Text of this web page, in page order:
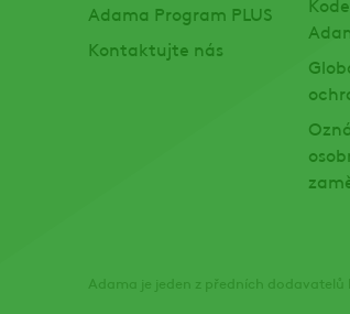
Adama Program PLUS
Kontaktujte nás
Adama je jeden z předních dodavatelů